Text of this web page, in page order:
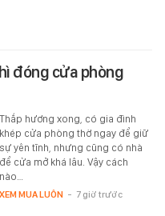
đóng cửa phòng
Thắp hương xong, có gia đình
khép cửa phòng thờ ngay để giữ
sự yên tĩnh, nhưng cũng có nhà
để cửa mở khá lâu. Vậy cách
nào…
XEM MUA LUÔN - 7 giờ trước